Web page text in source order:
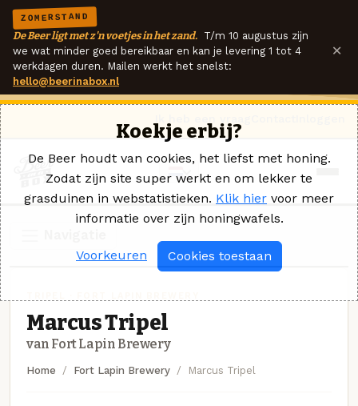
ZOMERSTAND
De Beer ligt met z'n voetjes in het zand. T/m 10 augustus zijn
we wat minder goed bereikbaar en kan je levering 1 tot 4
werkdagen duren. Mailen werkt het snelst:
hello@beerinabox.nl
×
Marcus Tripel
van Fort Lapin Brewery
Home Fort Lapin Brewery Marcus Tripel
Koekje erbij?
De Beer houdt van cookies, het liefst met honing.
Zodat zijn site super werkt en om lekker te
grasduinen in webstatistieken. Klik hier voor meer
informatie over zijn honingwafels.
Voorkeuren Cookies toestaan